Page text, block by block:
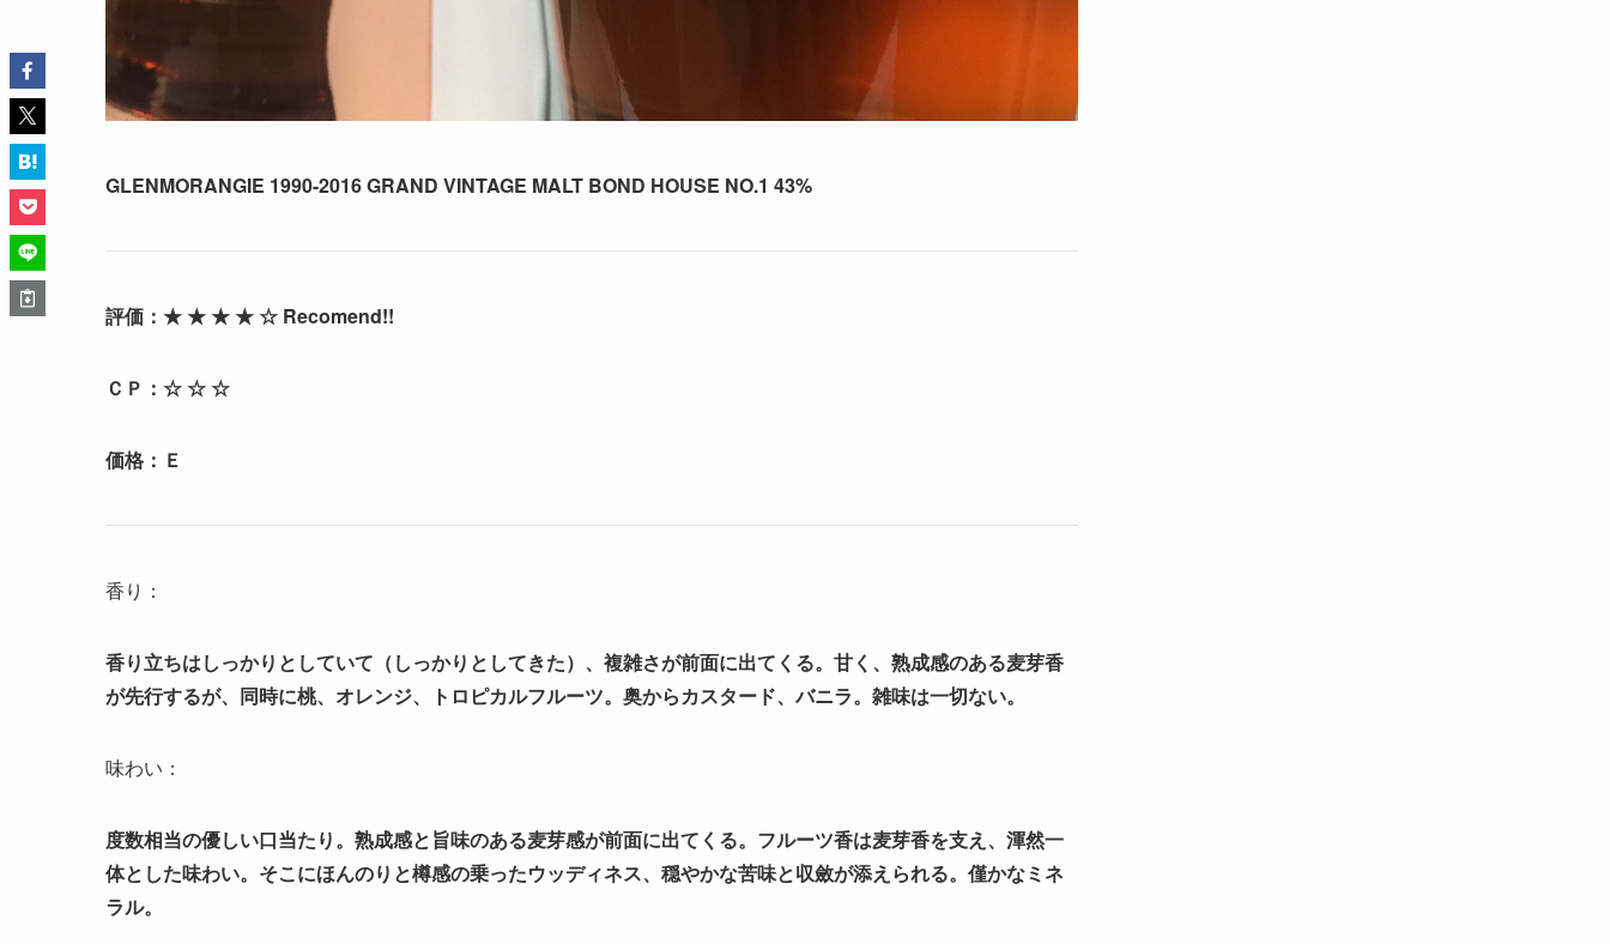
GLENMORANGIE 1990-2016 GRAND VINTAGE MALT BOND HOUSE NO.1 43%
評価：★ ★ ★ ★ ☆ Recomend!!
ＣＰ：☆ ☆ ☆
価格：Ｅ
香り：
香り立ちはしっかりとしていて（しっかりとしてきた）、複雑さが前面に出てくる。甘く、熟成感のある麦芽香
が先行するが、同時に桃、オレンジ、トロピカルフルーツ。奥からカスタード、バニラ。雑味は一切ない。
味わい：
度数相当の優しい口当たり。熟成感と旨味のある麦芽感が前面に出てくる。フルーツ香は麦芽香を支え、渾然一
体とした味わい。そこにほんのりと樽感の乗ったウッディネス、穏やかな苦味と収斂が添えられる。僅かなミネ
ラル。